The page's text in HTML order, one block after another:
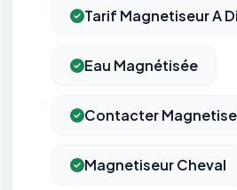
Tarif Magnetiseur A
Eau Magnétisée
Contacter
Magnetiseur Cheval